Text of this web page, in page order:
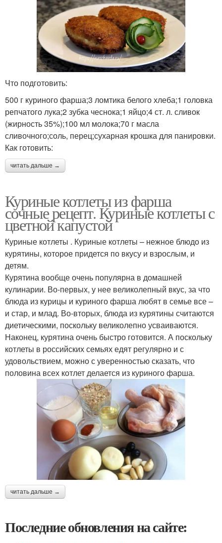
Что подготовить:
500 г куриного фарша;3 ломтика белого хлеба;1 головка
репчатого лука;2 зубка чеснока;1 яйцо;4 ст. л. сливок
(жирность 35%);100 мл молока;70 г масла
сливочного;соль, перец;сухарная крошка для панировки.
Как готовить:
читать дальше →
Куриные котлеты из фарша
сочные рецепт. Куриные котлеты с
цветной капустой
Куриные котлеты . Куриные котлеты – нежное блюдо из
курятины, которое придется по вкусу и взрослым, и
детям.
Курятина вообще очень популярна в домашней
кулинарии. Во-первых, у нее великолепный вкус, за что
блюда из курицы и куриного фарша любят в семье все –
и стар, и млад. Во-вторых, блюда из курятины считаются
диетическими, поскольку великолепно усваиваются.
Наконец, курятина очень быстро готовится. А поскольку
котлеты в российских семьях едят регулярно и с
удовольствием, можно с уверенностью сказать, что
половина всех котлет делается из куриного фарша.
читать дальше →
Последние обновления на сайте: